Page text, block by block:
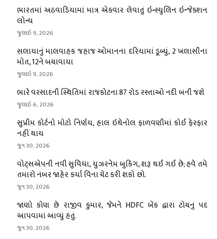
ભારતમાં અઠવાડિયામાં માત્ર એકવાર લેવાતું ઇન્સ્યુલિન ઇન્જેક્શન
લોન્ચ
જુલાઇ 9, 2026
સલાયાનું માલવાહક જહાજ ઓમાનના દરિયામાં ડૂબ્યું, 2 ખલાસીના
મોત, 12ને બચાવાયા
જુલાઇ 9, 2026
ભારે વરસાદની સ્થિતિમાં રાજકોટના 87 રોડ રસ્તાઓ નદી બની જશે
જુલાઇ 6, 2026
સુપ્રીમ કોર્ટનો મોટો નિર્ણય, હાલ ઇથેનોલ ફાળવણીમાં કોઈ ફેરફાર
નહીં થાય
જૂન 30, 2026
વોટ્સએપની નવી સુવિધા, યુઝરનેમ બુકિંગ, શરૂ થઈ ગઈ છે; હવે તમે
તમારો નંબર જાહેર કર્યા વિના ચેટ કરી શકો છો.
જૂન 30, 2026
જાણો કોણ છે રાજીવ કુમાર, જેમને HDFC બેંક દ્વારા ટોચનું પદ
આપવામાં આવ્યું હતું.
જૂન 30, 2026